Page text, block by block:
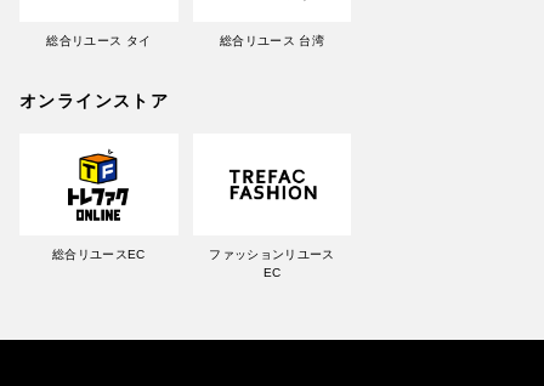
総合リユース タイ 総合リユース 台湾
オンラインストア
総合リユースEC
ファッションリユース
EC